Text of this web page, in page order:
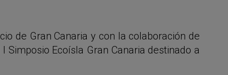
de Gran Canaria y con la colaboración de
Simposio Ecoísla Gran Canaria destinado a